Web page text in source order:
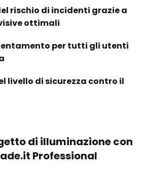
rischio di incidenti grazie a
ottimali
per tutti gli utenti
livello di sicurezza contro il
di illuminazione con
Professional